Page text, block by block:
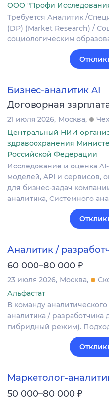
ООО "Профи
Требуется Аналитик /
(DP) (Market Research) /
социологическим
Бизнес-аналитик AI
Договорная
21 июля 2026 Москва
Центральный НИИ
здравоохранения
Российской Федерации
Исследование и оценка
моделей, API и сервисов,
для бизнес-задач
аналитика, Системного
Аналитик /
60 000–80 000 ₽
23 июля 2026 Москва
Альфастат
В команду
аналитика /
гибридный режим).
Маркетолог-
50 000–80 000 ₽